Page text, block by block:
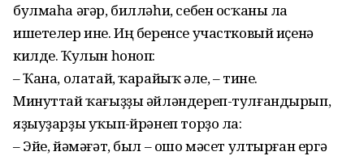
булмаһа әгәр, билләһи, себен осҡаны ла
ишетелер ине. Иң беренсе участковый иҫенә
килде. Ҡулын һоноп:
– Ҡана, олатай, ҡарайыҡ әле, – тине.
Минуттай ҡағыҙҙы әйләндереп-тулғандырып,
яҙыуҙарҙы уҡып-өйрәнеп торҙо ла:
– Эйе, йәмәғәт, был – ошо мәсет ултырған ергә